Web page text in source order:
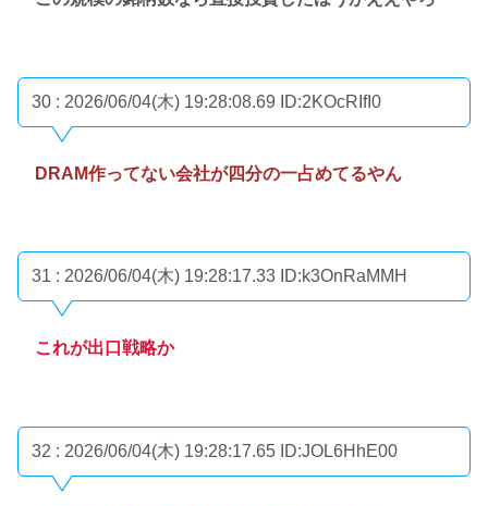
30 : 2026/06/04(木) 19:28:08.69 ID:2KOcRIfI0
DRAM作ってない会社が四分の一占めてるやん
31 : 2026/06/04(木) 19:28:17.33 ID:k3OnRaMMH
これが出口戦略か
32 : 2026/06/04(木) 19:28:17.65 ID:JOL6HhE00